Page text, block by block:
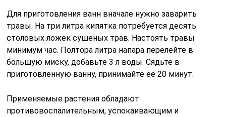
Для приготовления ванн вначале нужно заварить
травы. На три литра кипятка потребуется десять
столовых ложек сушеных трав. Настоять травы
минимум час. Полтора литра напара перелейте в
большую миску, добавьте 3 л воды. Сядьте в
приготовленную ванну, принимайте ее 20 минут.
Применяемые растения обладают
противовоспалительным, успокаивающим и